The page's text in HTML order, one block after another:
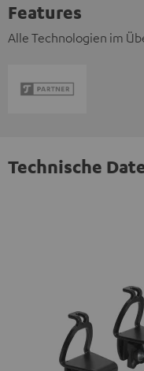
Features
Alle Technologien im
Technische